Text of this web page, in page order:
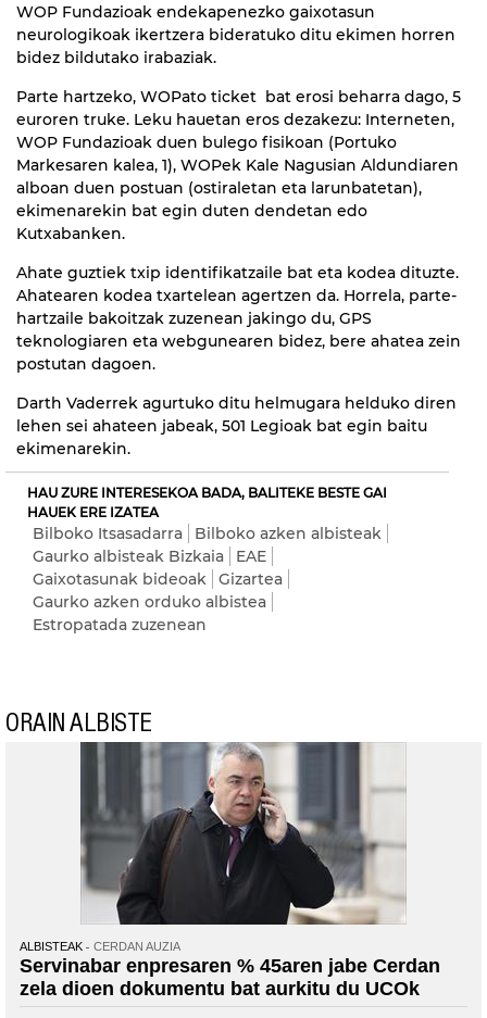
WOP Fundazioak endekapenezko gaixotasun
neurologikoak ikertzera bideratuko ditu ekimen horren
bidez bildutako irabaziak.
Parte hartzeko, WOPato ticket bat erosi beharra dago, 5
euroren truke. Leku hauetan eros dezakezu: Interneten,
WOP Fundazioak duen bulego fisikoan (Portuko
Markesaren kalea, 1), WOPek Kale Nagusian Aldundiaren
alboan duen postuan (ostiraletan eta larunbatetan),
ekimenarekin bat egin duten dendetan edo
Kutxabanken.
Ahate guztiek txip identifikatzaile bat eta kodea dituzte.
Ahatearen kodea txartelean agertzen da. Horrela, parte-
hartzaile bakoitzak zuzenean jakingo du, GPS
teknologiaren eta webgunearen bidez, bere ahatea zein
postutan dagoen.
Darth Vaderrek agurtuko ditu helmugara helduko diren
lehen sei ahateen jabeak, 501 Legioak bat egin baitu
ekimenarekin.
HAU ZURE INTERESEKOA BADA, BALITEKE BESTE GAI
HAUEK ERE IZATEA
Bilboko Itsasadarra
Bilboko azken albisteak
Gaurko albisteak Bizkaia
EAE
Gaixotasunak bideoak
Gizartea
Gaurko azken orduko albistea
Estropatada zuzenean
ORAIN ALBISTE
ALBISTEAK CERDAN AUZIA
Servinabar enpresaren % 45aren jabe Cerdan
zela dioen dokumentu bat aurkitu du UCOk